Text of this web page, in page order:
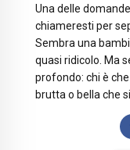
Una delle
chiameresti per
Sembra una
quasi ridicolo. Ma
profondo: chi è
brutta o bella che